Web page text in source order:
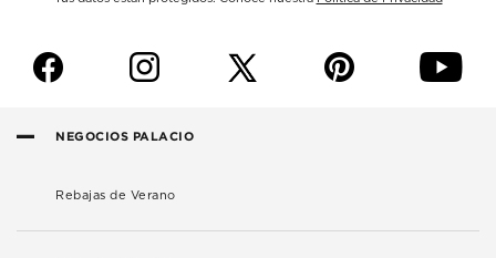
f i p y
NEGOCIOS PALACIO
Rebajas de Verano